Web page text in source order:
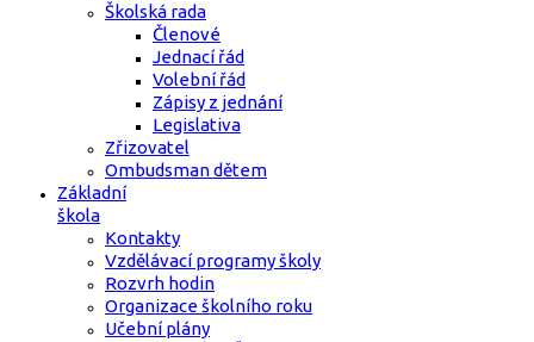
Školská rada
Členové
Jednací řád
Volební řád
Zápisy z jednání
Legislativa
Zřizovatel
Ombudsman dětem
Základní
škola
Kontakty
Vzdělávací programy školy
Rozvrh hodin
Organizace školního roku
Učební plány